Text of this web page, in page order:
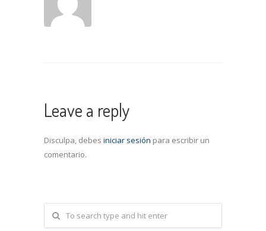
Leave a reply
Disculpa, debes iniciar sesión para escribir un
comentario.